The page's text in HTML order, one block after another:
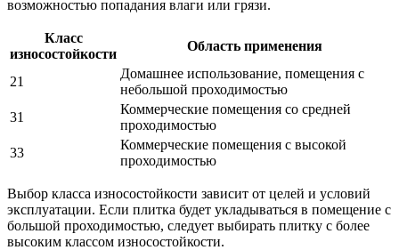
возможностью попадания влаги или грязи.
Класс
износостойкости
Область применения
21
Домашнее использование, помещения с
небольшой проходимостью
31
Коммерческие помещения со средней
проходимостью
33
Коммерческие помещения с высокой
проходимостью
Выбор класса износостойкости зависит от целей и условий
эксплуатации. Если плитка будет укладываться в помещение с
большой проходимостью, следует выбирать плитку с более
высоким классом износостойкости.